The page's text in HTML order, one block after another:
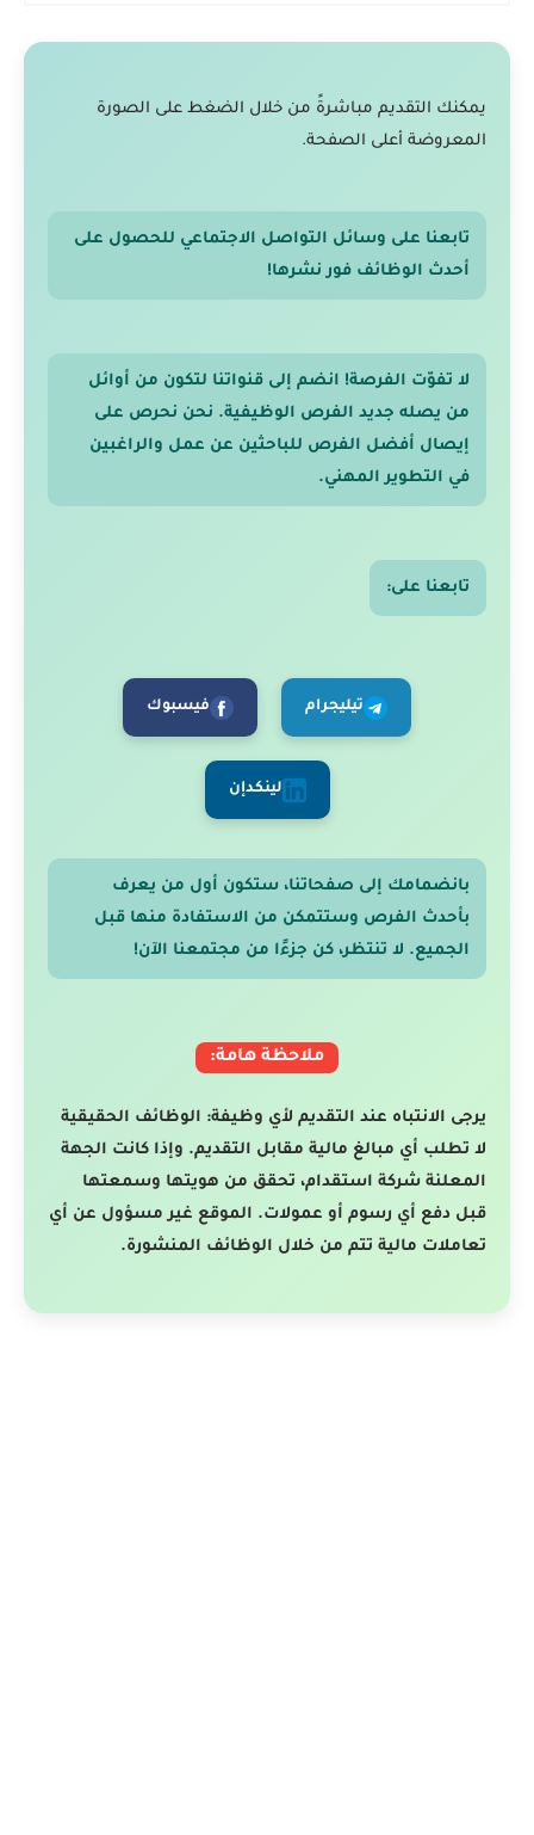
يمكنك التقديم مباشرةً من خلال الضغط على الصورة
المعروضة أعلى الصفحة.
تابعنا على وسائل التواصل الاجتماعي للحصول على
أحدث الوظائف فور نشرها!
لا تفوّت الفرصة! انضم إلى قنواتنا لتكون من أوائل
من يصله جديد الفرص الوظيفية. نحن نحرص على
إيصال أفضل الفرص للباحثين عن عمل والراغبين
في التطوير المهني.
تابعنا على:
تيليجرام فيسبوك
لينكدإن
بانضمامك إلى صفحاتنا، ستكون أول من يعرف
بأحدث الفرص وستتمكن من الاستفادة منها قبل
الجميع. لا تنتظر، كن جزءًا من مجتمعنا الآن!
ملاحظة هامة:
يرجى الانتباه عند التقديم لأي وظيفة: الوظائف الحقيقية
لا تطلب أي مبالغ مالية مقابل التقديم. وإذا كانت الجهة
المعلنة شركة استقدام، تحقق من هويتها وسمعتها
قبل دفع أي رسوم أو عمولات. الموقع غير مسؤول عن أي
تعاملات مالية تتم من خلال الوظائف المنشورة.